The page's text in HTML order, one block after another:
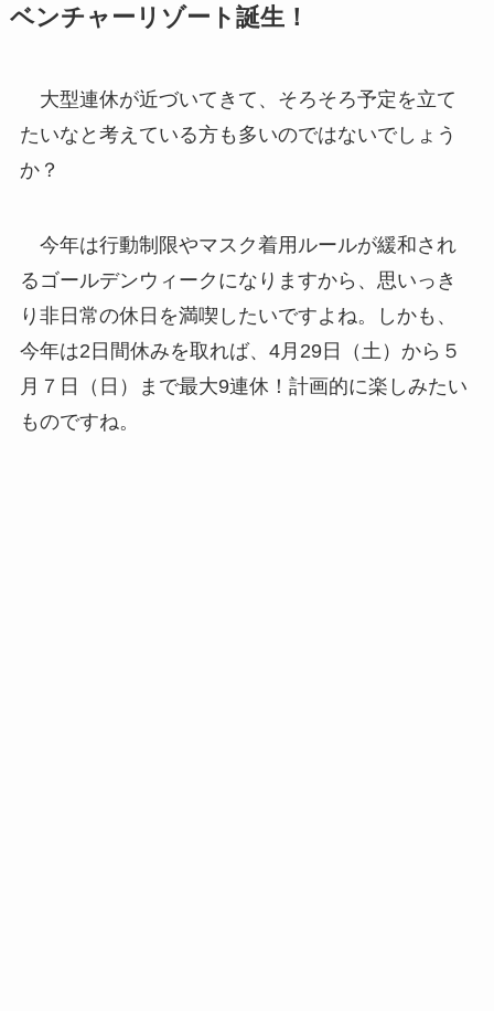
ベンチャーリゾート誕生！
大型連休が近づいてきて、そろそろ予定を立て
たいなと考えている方も多いのではないでしょう
か？
今年は行動制限やマスク着用ルールが緩和され
るゴールデンウィークになりますから、思いっき
り非日常の休日を満喫したいですよね。しかも、
今年は2日間休みを取れば、4月29日（土）から５
月７日（日）まで最大9連休！計画的に楽しみたい
ものですね。